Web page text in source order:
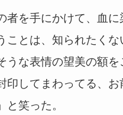
者を手にかけて、血に
ことは、知られたくな
うな表情の望美の額を
印してまわってる、お
と笑った。